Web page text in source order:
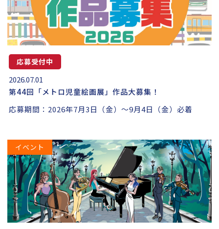
応募受付中
2026.07.01
第44回「メトロ児童絵画展」作品大募集！
応募期間：2026年7月3日（金）～9月4日（金）必着
イベント